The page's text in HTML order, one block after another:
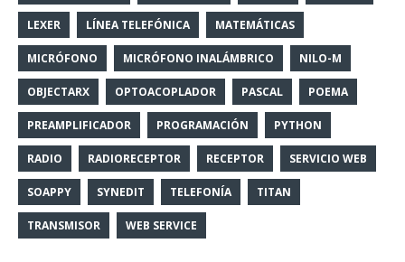
LEXER LÍNEA TELEFÓNICA MATEMÁTICAS
MICRÓFONO MICRÓFONO INALÁMBRICO NILO-M
OBJECTARX OPTOACOPLADOR PASCAL POEMA
PREAMPLIFICADOR PROGRAMACIÓN PYTHON
RADIO RADIORECEPTOR RECEPTOR SERVICIO WEB
SOAPPY SYNEDIT TELEFONÍA TITAN
TRANSMISOR WEB SERVICE